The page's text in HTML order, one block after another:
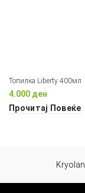
Топилка Liberty 400мл
4.000 ден
Прочитај Повеќе
Kryolan